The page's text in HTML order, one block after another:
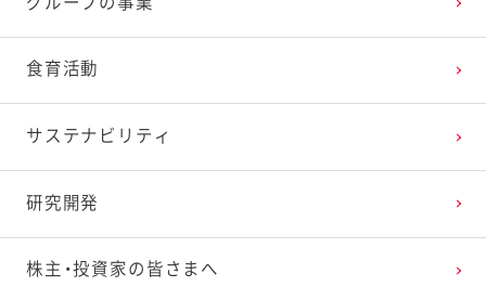
2025年2月
2024年3月
2023年4月
2022年5月
2021年6月
2020年7月
2019年8月
食育活動
サステナビリティ
研究開発
株主・投資家の皆さまへ